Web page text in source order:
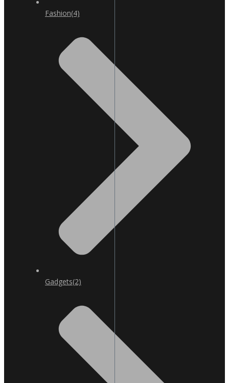
Fashion(4)
Gadgets(2)